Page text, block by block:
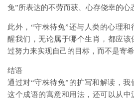
兔”所表达的不劳而获、心存侥幸的心
此外，“守株待兔”还与人类的心理
醒我们，无论属于哪个生肖，都应该
过努力来实现自己的目标，而不是寄
结语
通过对“守株待兔”的扩写和解读，
这个成语的寓意和用法，还可以从中